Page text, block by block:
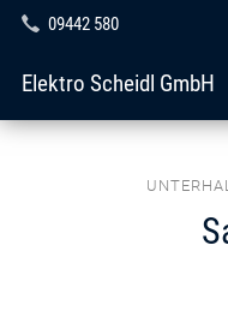
09442 580
Elektro Scheidl GmbH